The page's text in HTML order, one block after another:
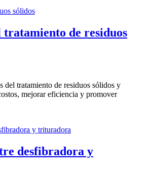
tratamiento de residuos
del tratamiento de residuos sólidos y
mejorar eficiencia y promover
desfibradora y